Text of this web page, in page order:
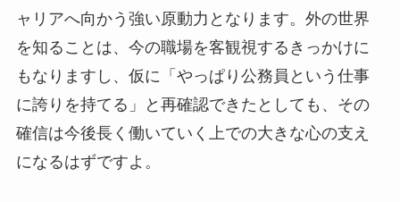
ャリアへ向かう強い原動力となります。外の世界
を知ることは、今の職場を客観視するきっかけに
もなりますし、仮に「やっぱり公務員という仕事
に誇りを持てる」と再確認できたとしても、その
確信は今後長く働いていく上での大きな心の支え
になるはずですよ。